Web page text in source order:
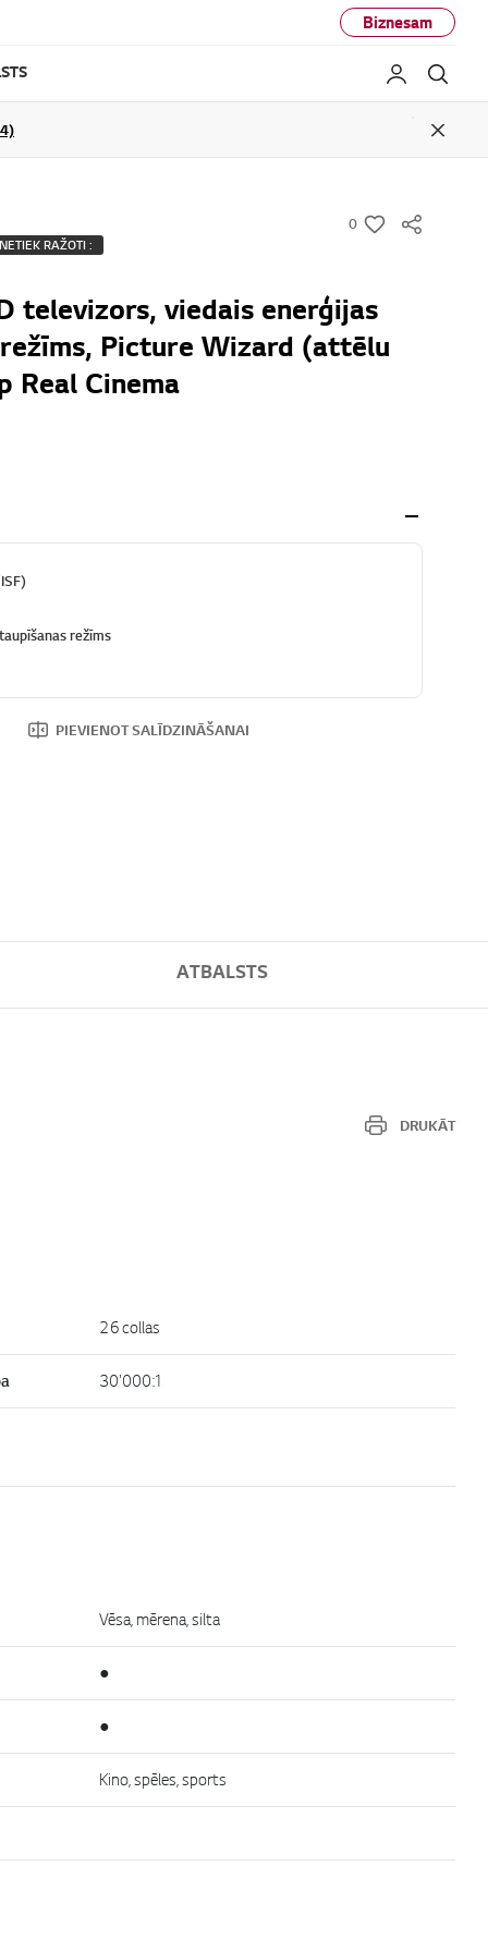
Biznesam
Mans LG
Close
0
w
h
RAŽOTI :
televizors, viedais enerģijas
Picture Wizard (attēlu
Real Cinema
režīms
PIEVIENOT SALĪDZINĀŠANAI
ATBALSTS
DRUKĀT
26 collas
30'000:1
Vēsa, mērena, silta
●
●
Kino, spēles, sports